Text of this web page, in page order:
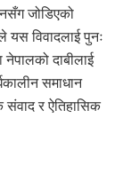
जोडिएको
यस विवादलाई पुनः
दाबीलाई
समाधान
संवाद र ऐतिहासिक